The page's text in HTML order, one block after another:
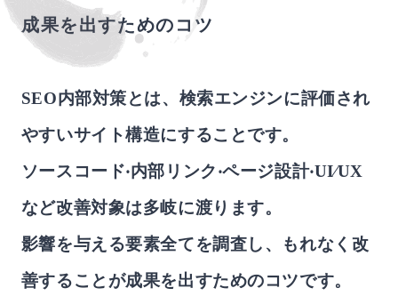
成果を出すためのコツ
SEO内部対策とは、検索エンジンに評価され
やすいサイト構造にすることです。
ソースコード‧内部リンク‧ページ設計‧UI∕UX
など改善対象は多岐に渡ります。
影響を与える要素全てを調査し、もれなく改
善することが成果を出すためのコツです。